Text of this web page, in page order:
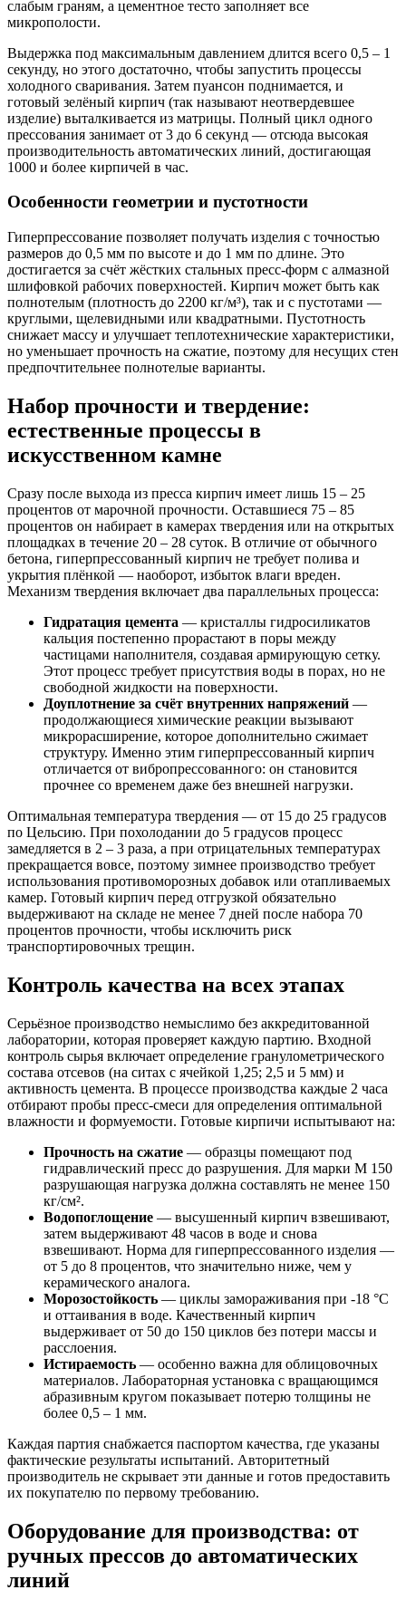
слабым граням, а цементное тесто заполняет все
микрополости.
Выдержка под максимальным давлением длится всего 0,5 – 1
секунду, но этого достаточно, чтобы запустить процессы
холодного сваривания. Затем пуансон поднимается, и
готовый зелёный кирпич (так называют неотвердевшее
изделие) выталкивается из матрицы. Полный цикл одного
прессования занимает от 3 до 6 секунд — отсюда высокая
производительность автоматических линий, достигающая
1000 и более кирпичей в час.
Особенности геометрии и пустотности
Гиперпрессование позволяет получать изделия с точностью
размеров до 0,5 мм по высоте и до 1 мм по длине. Это
достигается за счёт жёстких стальных пресс-форм с алмазной
шлифовкой рабочих поверхностей. Кирпич может быть как
полнотелым (плотность до 2200 кг/м³), так и с пустотами —
круглыми, щелевидными или квадратными. Пустотность
снижает массу и улучшает теплотехнические характеристики,
но уменьшает прочность на сжатие, поэтому для несущих стен
предпочтительнее полнотелые варианты.
Набор прочности и твердение:
естественные процессы в
искусственном камне
Сразу после выхода из пресса кирпич имеет лишь 15 – 25
процентов от марочной прочности. Оставшиеся 75 – 85
процентов он набирает в камерах твердения или на открытых
площадках в течение 20 – 28 суток. В отличие от обычного
бетона, гиперпрессованный кирпич не требует полива и
укрытия плёнкой — наоборот, избыток влаги вреден.
Механизм твердения включает два параллельных процесса:
Гидратация цемента — кристаллы гидросиликатов
кальция постепенно прорастают в поры между
частицами наполнителя, создавая армирующую сетку.
Этот процесс требует присутствия воды в порах, но не
свободной жидкости на поверхности.
Доуплотнение за счёт внутренних напряжений —
продолжающиеся химические реакции вызывают
микрорасширение, которое дополнительно сжимает
структуру. Именно этим гиперпрессованный кирпич
отличается от вибропрессованного: он становится
прочнее со временем даже без внешней нагрузки.
Оптимальная температура твердения — от 15 до 25 градусов
по Цельсию. При похолодании до 5 градусов процесс
замедляется в 2 – 3 раза, а при отрицательных температурах
прекращается вовсе, поэтому зимнее производство требует
использования противоморозных добавок или отапливаемых
камер. Готовый кирпич перед отгрузкой обязательно
выдерживают на складе не менее 7 дней после набора 70
процентов прочности, чтобы исключить риск
транспортировочных трещин.
Контроль качества на всех этапах
Серьёзное производство немыслимо без аккредитованной
лаборатории, которая проверяет каждую партию. Входной
контроль сырья включает определение гранулометрического
состава отсевов (на ситах с ячейкой 1,25; 2,5 и 5 мм) и
активность цемента. В процессе производства каждые 2 часа
отбирают пробы пресс-смеси для определения оптимальной
влажности и формуемости. Готовые кирпичи испытывают на:
Прочность на сжатие — образцы помещают под
гидравлический пресс до разрушения. Для марки М 150
разрушающая нагрузка должна составлять не менее 150
кг/см².
Водопоглощение — высушенный кирпич взвешивают,
затем выдерживают 48 часов в воде и снова
взвешивают. Норма для гиперпрессованного изделия —
от 5 до 8 процентов, что значительно ниже, чем у
керамического аналога.
Морозостойкость — циклы замораживания при -18 °C
и оттаивания в воде. Качественный кирпич
выдерживает от 50 до 150 циклов без потери массы и
расслоения.
Истираемость — особенно важна для облицовочных
материалов. Лабораторная установка с вращающимся
абразивным кругом показывает потерю толщины не
более 0,5 – 1 мм.
Каждая партия снабжается паспортом качества, где указаны
фактические результаты испытаний. Авторитетный
производитель не скрывает эти данные и готов предоставить
их покупателю по первому требованию.
Оборудование для производства: от
ручных прессов до автоматических
линий